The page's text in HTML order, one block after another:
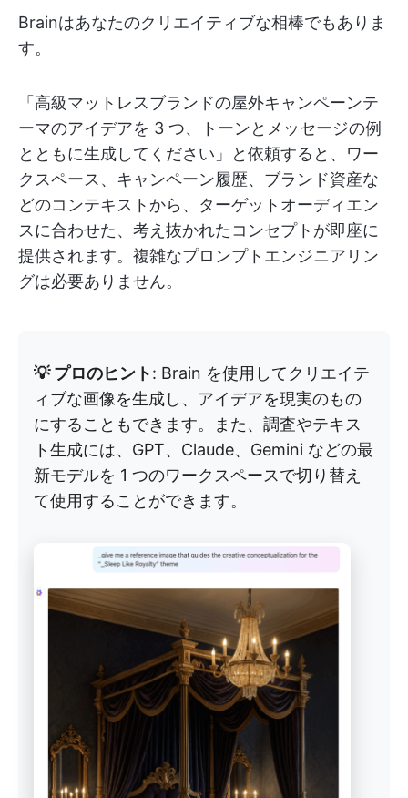
Brainはあなたのクリエイティブな相棒でもありま
す。
「高級マットレスブランドの屋外キャンペーンテ
ーマのアイデアを 3 つ、トーンとメッセージの例
とともに生成してください」と依頼すると、ワー
クスペース、キャンペーン履歴、ブランド資産な
どのコンテキストから、ターゲットオーディエン
スに合わせた、考え抜かれたコンセプトが即座に
提供されます。複雑なプロンプトエンジニアリン
グは必要ありません。
💡 プロのヒント: Brain を使用してクリエイテ
ィブな画像を生成し、アイデアを現実のもの
にすることもできます。また、調査やテキス
ト生成には、GPT、Claude、Gemini などの最
新モデルを 1 つのワークスペースで切り替え
て使用することができます。